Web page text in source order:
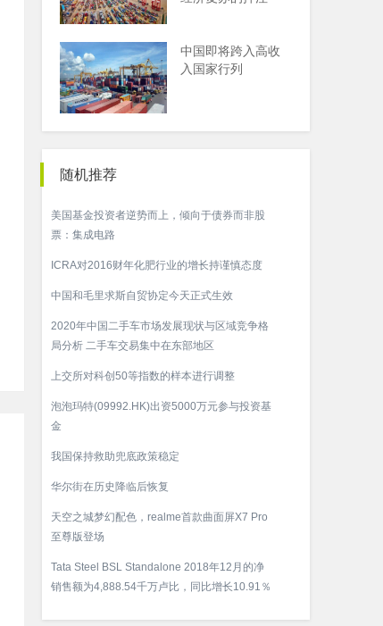
中国即将跨入高收
入国家行列
随机推荐
美国基金投资者逆势而上，倾向于债券而非股
票：集成电路
ICRA对2016财年化肥行业的增长持谨慎态度
中国和毛里求斯自贸协定今天正式生效
2020年中国二手车市场发展现状与区域竞争格
局分析 二手车交易集中在东部地区
上交所对科创50等指数的样本进行调整
泡泡玛特(09992.HK)出资5000万元参与投资基
金
我国保持救助兜底政策稳定
华尔街在历史降临后恢复
天空之城梦幻配色，realme首款曲面屏X7 Pro
至尊版登场
Tata Steel BSL Standalone 2018年12月的净
销售额为4,888.54千万卢比，同比增长10.91％